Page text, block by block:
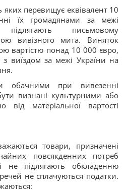
яких перевищує еквівалент 10
їх громадянами за межі
письмовому
вивізного мита. Виняток
вартістю понад 10 000 євро,
з виїздом за межі України на
обачними при вивезенні
визнані культурними або
від матеріальної вартості
товари, призначені
повсякденних потреб
не підлягають обкладенню
не сплачуються податки.